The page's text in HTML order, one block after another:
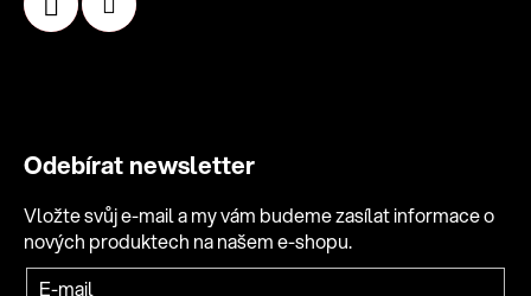
Odebírat newsletter
Vložte svůj e-mail a my vám budeme zasílat informace o
nových produktech na našem e-shopu.
Přihlášení
E-mail